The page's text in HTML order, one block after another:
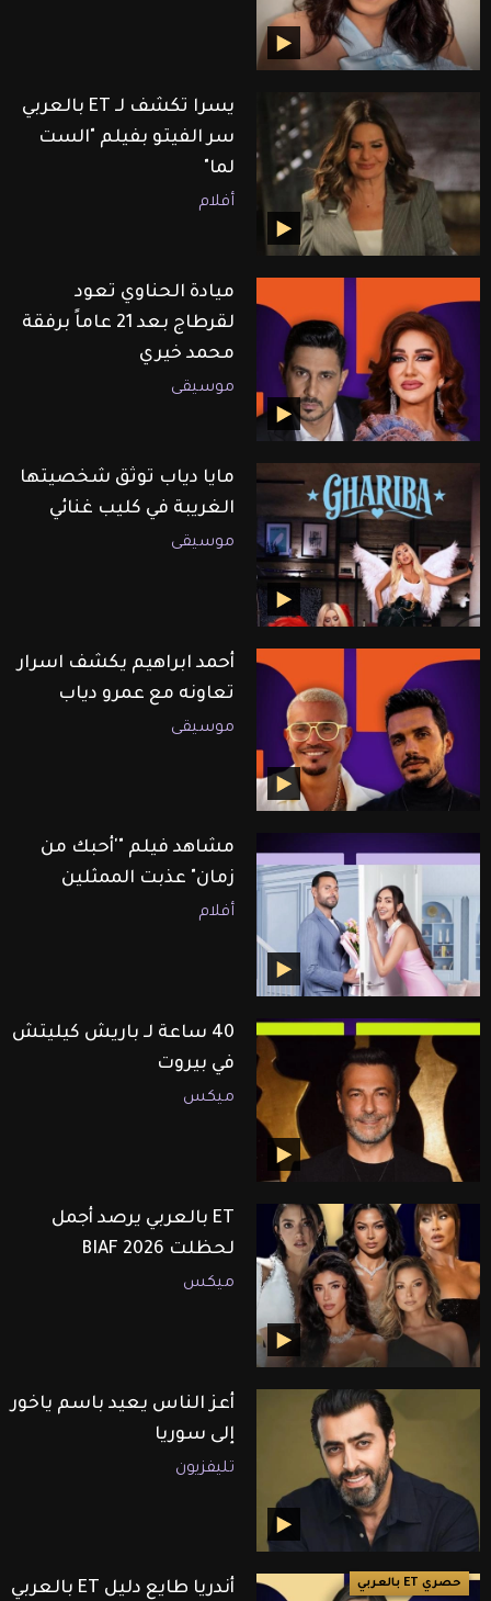
يسرا تكشف لـ ET بالعربي
سر الفيتو بفيلم "الست
لما"
أفلام
ميادة الحناوي تعود
لقرطاج بعد 21 عاماً برفقة
محمد خيري
موسيقى
مايا دياب توثق شخصيتها
الغريبة في كليب غنائي
موسيقى
أحمد ابراهيم يكشف اسرار
تعاونه مع عمرو دياب
موسيقى
مشاهد فيلم "'أحبك من
زمان" عذبت الممثلين
أفلام
40 ساعة لـ باريش كيليتش
في بيروت
ميكس
ET بالعربي يرصد أجمل
لحظلت BIAF 2026
ميكس
أعز الناس يعيد باسم ياخور
إلى سوريا
تليفزيون
حصري ET بالعربي
أندريا طايع دليل ET بالعربي